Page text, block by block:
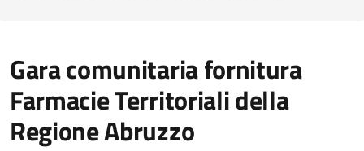
Gara comunitaria fornitura
Farmacie Territoriali della
Regione Abruzzo